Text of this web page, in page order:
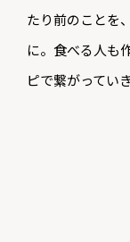
たり前のことを
に。食べる人も
ピで繋がってい